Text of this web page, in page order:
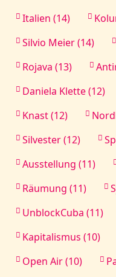
Italien (14)
Silvio Meier (14)
Rojava (13)
Daniela Klette (12)
Knast (12)
Silvester (12)
Ausstellung (11)
Räumung (11)
UnblockCuba (11)
Kapitalismus (10)
Open Air (10)